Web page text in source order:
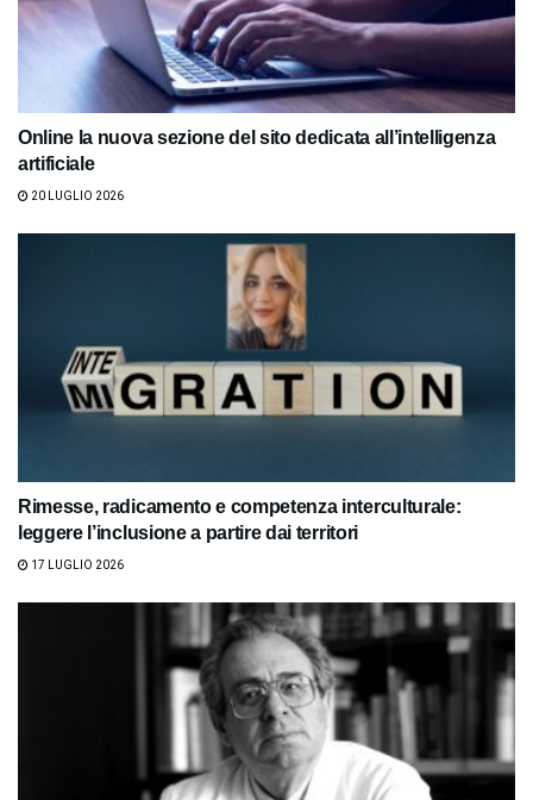
Online la nuova sezione del sito dedicata all’intelligenza
artificiale
20 LUGLIO 2026
Rimesse, radicamento e competenza interculturale:
leggere l’inclusione a partire dai territori
17 LUGLIO 2026